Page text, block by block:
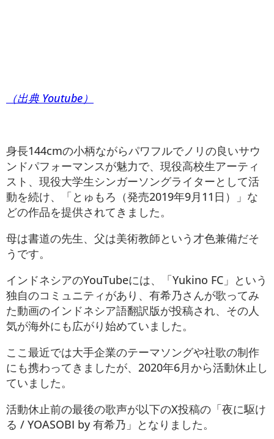
（出典 Youtube）
身長144cmの小柄ながらパワフルでノリの良いサウ
ンドパフォーマンスが魅力で、現役高校生アーティ
スト、現役大学生シンガーソングライターとして活
動を続け、「とゅもろ（発売2019年9月11日）」な
どの作品を提供されてきました。
母は書道の先生、父は美術教師という才色兼備だそ
うです。
インドネシアのYouTubeには、「Yukino FC」という
独自のコミュニティがあり、有希乃さんが歌ってみ
た動画のインドネシア語翻訳版が投稿され、その人
気が海外にも広がり始めていました。
ここ最近では大手企業のテーマソングや社歌の制作
にも携わってきましたが、2020年6月から活動休止し
ていました。
活動休止前の最後の歌声が以下のX投稿の「夜に駆け
る / YOASOBI by 有希乃」となりました。